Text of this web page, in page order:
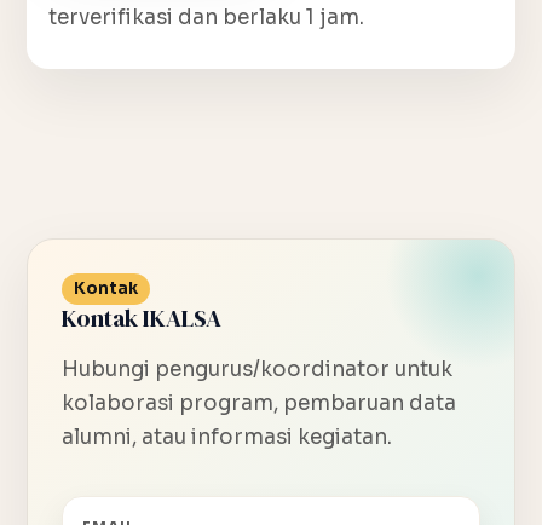
terverifikasi dan berlaku 1 jam.
Kontak
Kontak IKALSA
Hubungi pengurus/koordinator untuk
kolaborasi program, pembaruan data
alumni, atau informasi kegiatan.